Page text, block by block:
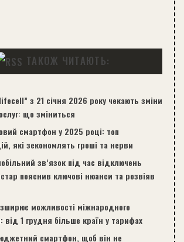
ТАКОЖ ЧИТАЮТЬ:
з 21 січня 2026 року чекають зміни
що зміниться
смартфон у 2025 році: топ
які зекономлять гроші та нерви
зв’язок під час відключень
пояснив ключові нюанси та розвіяв
можливості міжнародного
від 1 грудня більше країн у тарифах
смартфон, щоб він не